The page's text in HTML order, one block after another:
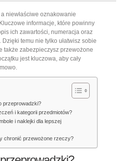
na
do
przeprowadzki,
by
niewłaściwe oznakowanie
informacje, które powinny
ich zawartości, numeracja oraz
temu nie tylko ułatwisz sobie
także zabezpieczysz przewożone
jest kluczowa, aby cały
przeprowadzki?
i kategorii przedmiotów?
i naklejki dla lepszej
chronić przewożone rzeczy?